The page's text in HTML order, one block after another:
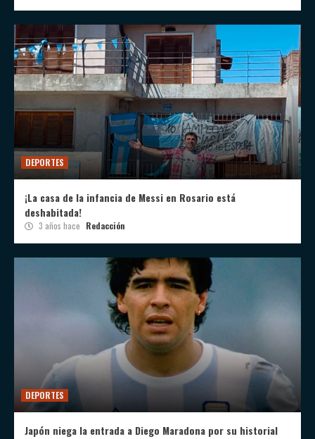
DEPORTES
¡La casa de la infancia de Messi en Rosario está
deshabitada!
3 años hace Redacción
DEPORTES
Japón niega la entrada a Diego Maradona por su historial